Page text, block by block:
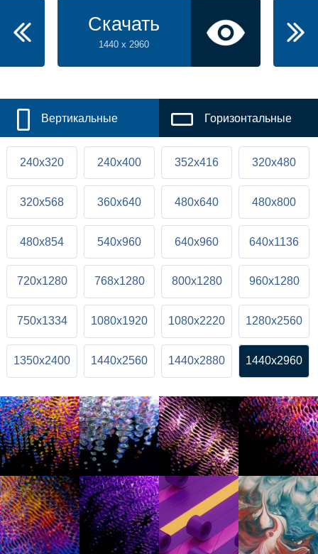
Скачать
1440 x 2960
Вертикальные Горизонтальные
240x320 240x400 352x416 320x480
320x568 360x640 480x640 480x800
480x854 540x960 640x960 640x1136
720x1280 768x1280 800x1280 960x1280
750x1334 1080x1920 1080x2220 1280x2560
1350x2400 1440x2560 1440x2880 1440x2960